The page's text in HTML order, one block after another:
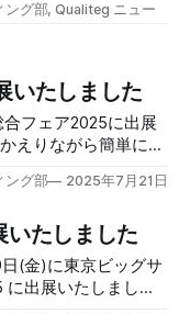
になり、あわてて現
時刻前に到着しまし
ですね。 会場
ば、
株
― AIアバター動画生
験株式会社Qualiteg
時50分）株式会社
ター動画生成サー
TIMES株式会社
クというエリアの
アバター動画生成サ
AIソリューション
ました。 展示内容紹介に
グ部, Qualiteg ニュー
いたしました
えりながら簡単にレ
年はは2025/7/16～
株式会社
セキュリティソリ
体向けセキュアチャ
せていただきまし
ング部 2025年7月21日
たしました
に出展いたしました